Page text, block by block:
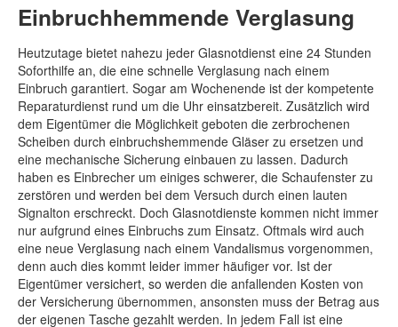
Einbruchhemmende Verglasung
Heutzutage bietet nahezu jeder Glasnotdienst eine 24 Stunden
Soforthilfe an, die eine schnelle Verglasung nach einem
Einbruch garantiert. Sogar am Wochenende ist der kompetente
Reparaturdienst rund um die Uhr einsatzbereit. Zusätzlich wird
dem Eigentümer die Möglichkeit geboten die zerbrochenen
Scheiben durch einbruchshemmende Gläser zu ersetzen und
eine mechanische Sicherung einbauen zu lassen. Dadurch
haben es Einbrecher um einiges schwerer, die Schaufenster zu
zerstören und werden bei dem Versuch durch einen lauten
Signalton erschreckt. Doch Glasnotdienste kommen nicht immer
nur aufgrund eines Einbruchs zum Einsatz. Oftmals wird auch
eine neue Verglasung nach einem Vandalismus vorgenommen,
denn auch dies kommt leider immer häufiger vor. Ist der
Eigentümer versichert, so werden die anfallenden Kosten von
der Versicherung übernommen, ansonsten muss der Betrag aus
der eigenen Tasche gezahlt werden. In jedem Fall ist eine